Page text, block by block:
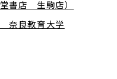
書店 生駒店）
奈良教育大学